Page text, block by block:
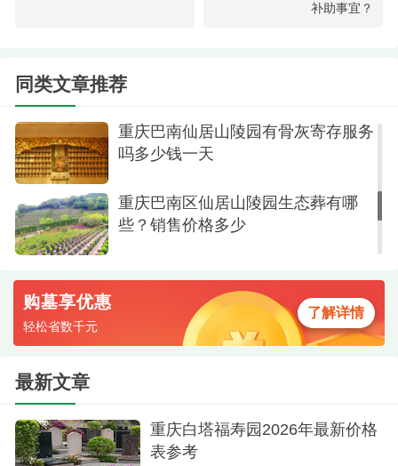
其次，关于您最关心的价格问题，根据目前的
市场信息，仙居山陵园生态园内的树葬服务，其价
格定位在18,800元这一区间，并且被标注为“本季热
销”产品。在当前的殡葬市场中，尤其是与传统的立
18,800元的费用无疑是极具亲和力和高性价比的。
它使得一份充满人文关怀与生态意义的郑重告别，
家庭能够承担得起这份庄严与体面。
重庆仙居山陵园的树葬，不仅提供了一种价格
亲民、减轻家庭经济负担的选项，更代表了一种超
补助事宜？
同类文章推荐表最新
重庆巴南仙居山陵园有骨灰寄存服务
吗多少钱一天
重庆巴南区仙居山陵园生态葬有哪
些？销售价格多少
购墓享优惠
轻松省数千元
了解详情
最新文章
重庆白塔福寿园2026年最新价格
表参考